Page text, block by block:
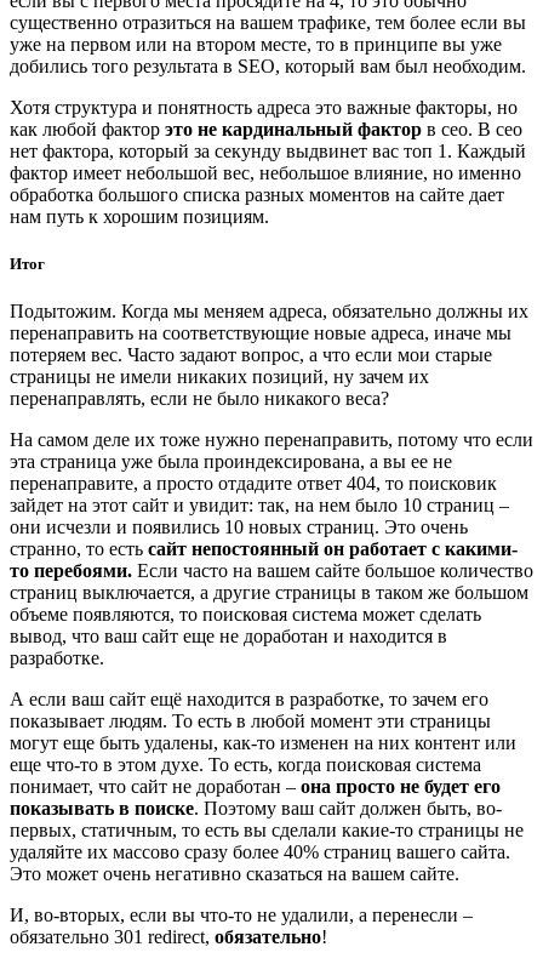
существенно отразиться на вашем трафике, тем более если вы
уже на первом или на втором месте, то в принципе вы уже
добились того результата в SEO, который вам был необходим.
Хотя структура и понятность адреса это важные факторы, но
как любой фактор это не кардинальный фактор в сео. В сео
нет фактора, который за секунду выдвинет вас топ 1. Каждый
фактор имеет небольшой вес, небольшое влияние, но именно
обработка большого списка разных моментов на сайте дает
нам путь к хорошим позициям.
Итог
Подытожим. Когда мы меняем адреса, обязательно должны их
перенаправить на соответствующие новые адреса, иначе мы
потеряем вес. Часто задают вопрос, а что если мои старые
страницы не имели никаких позиций, ну зачем их
перенаправлять, если не было никакого веса?
На самом деле их тоже нужно перенаправить, потому что если
эта страница уже была проиндексирована, а вы ее не
перенаправите, а просто отдадите ответ 404, то поисковик
зайдет на этот сайт и увидит: так, на нем было 10 страниц –
они исчезли и появились 10 новых страниц. Это очень
странно, то есть сайт непостоянный он работает с какими-
то перебоями. Если часто на вашем сайте большое количество
страниц выключается, а другие страницы в таком же большом
объеме появляются, то поисковая система может сделать
вывод, что ваш сайт еще не доработан и находится в
разработке.
А если ваш сайт ещё находится в разработке, то зачем его
показывает людям. То есть в любой момент эти страницы
могут еще быть удалены, как-то изменен на них контент или
еще что-то в этом духе. То есть, когда поисковая система
понимает, что сайт не доработан – она просто не будет его
показывать в поиске. Поэтому ваш сайт должен быть, во-
первых, статичным, то есть вы сделали какие-то страницы не
удаляйте их массово сразу более 40% страниц вашего сайта.
Это может очень негативно сказаться на вашем сайте.
И, во-вторых, если вы что-то не удалили, а перенесли –
обязательно 301 redirect, обязательно!